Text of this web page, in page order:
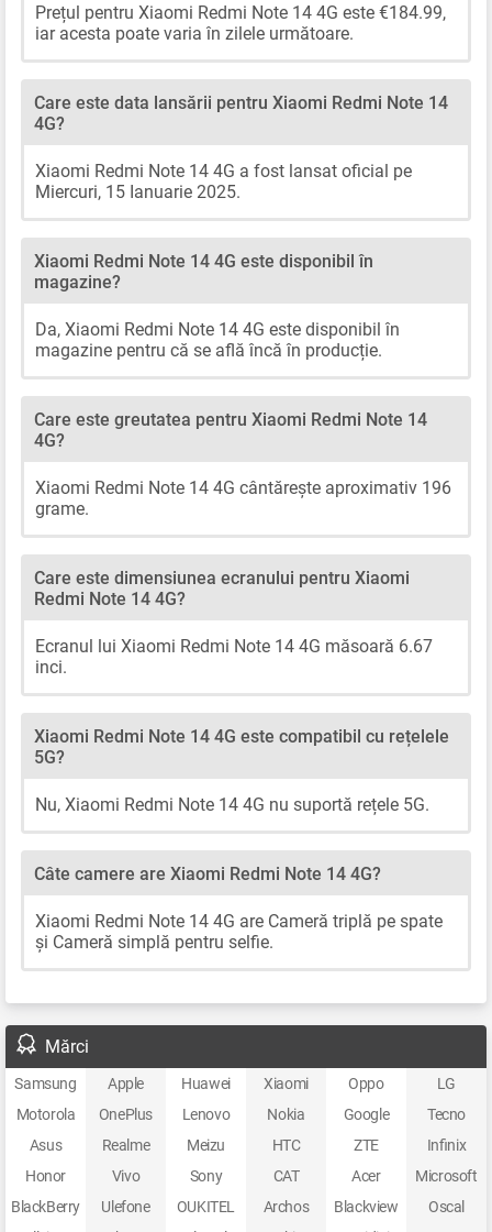
Prețul pentru Xiaomi Redmi Note 14 4G este €184.99,
iar acesta poate varia în zilele următoare.
Care este data lansării pentru Xiaomi Redmi Note 14
4G?
Xiaomi Redmi Note 14 4G a fost lansat oficial pe
Miercuri, 15 Ianuarie 2025.
Xiaomi Redmi Note 14 4G este disponibil în
magazine?
Da, Xiaomi Redmi Note 14 4G este disponibil în
magazine pentru că se află încă în producție.
Care este greutatea pentru Xiaomi Redmi Note 14
4G?
Xiaomi Redmi Note 14 4G cântărește aproximativ 196
grame.
Care este dimensiunea ecranului pentru Xiaomi
Redmi Note 14 4G?
Ecranul lui Xiaomi Redmi Note 14 4G măsoară 6.67
inci.
Xiaomi Redmi Note 14 4G este compatibil cu rețelele
5G?
Nu, Xiaomi Redmi Note 14 4G nu suportă rețele 5G.
Câte camere are Xiaomi Redmi Note 14 4G?
Xiaomi Redmi Note 14 4G are Cameră triplă pe spate
și Cameră simplă pentru selfie.
Mărci
Samsung Apple Huawei Xiaomi Oppo
LG
Motorola
OnePlus Lenovo Nokia Google
Tecno
Asus
Realme Meizu HTC ZTE
Infinix
Honor
Vivo Sony CAT Acer
Microsoft
BlackBerry
Ulefone OUKITEL Archos Blackview
Oscal